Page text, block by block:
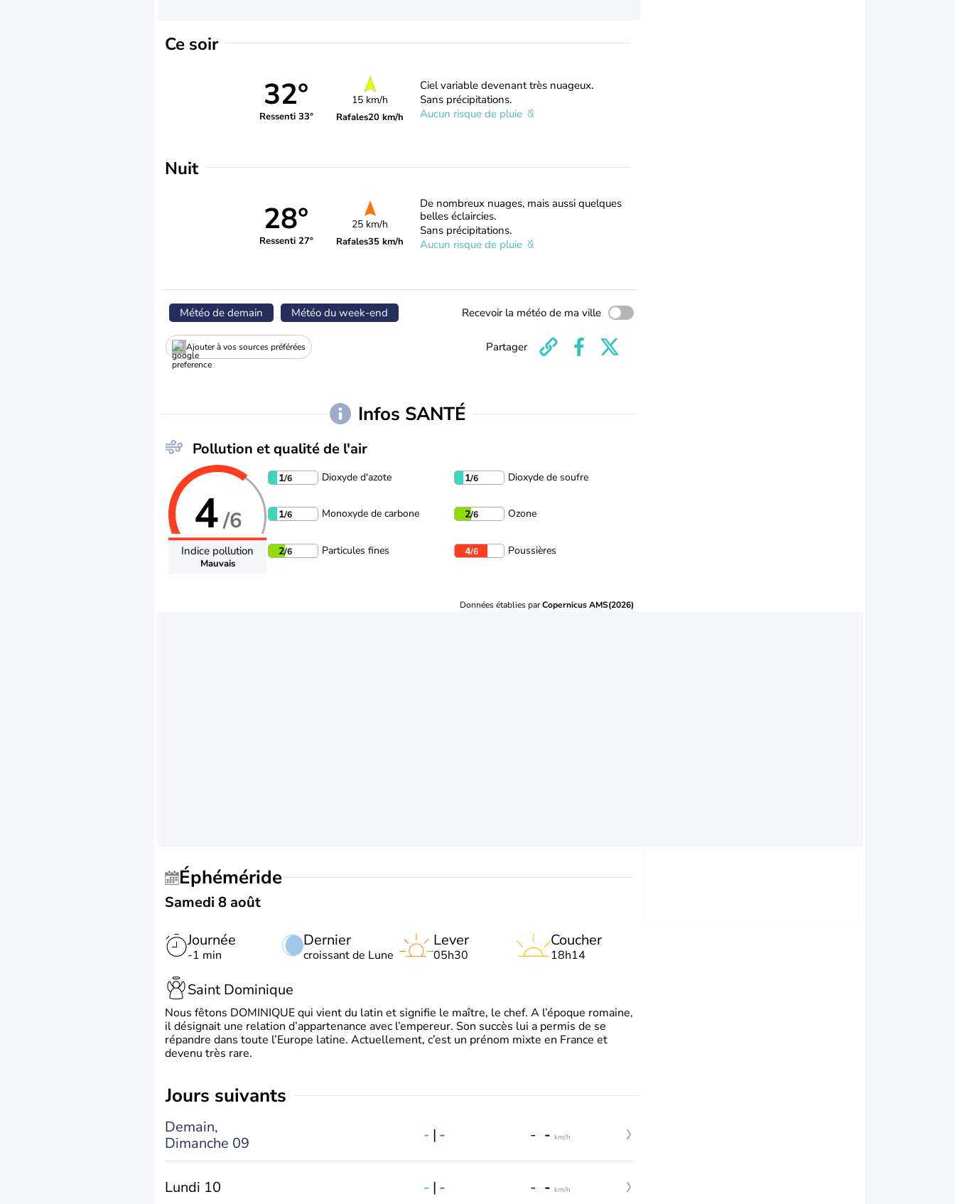
Ce soir
32°
Ressenti 33°
15 km/h
Rafales20 km/h
Ciel variable devenant très nuageux.
Sans précipitations.
Aucun risque de pluie
Nuit
28°
Ressenti 27°
25 km/h
Rafales35 km/h
De nombreux nuages, mais aussi quelques
belles éclaircies.
Sans précipitations.
Aucun risque de pluie
Météo de demain Météo du week-end Recevoir la météo de ma ville
Ajouter à vos sources préférées Partager
Infos SANTÉ
Pollution et qualité de l'air
4/6
Indice pollution
Mauvais
1/6 Dioxyde d'azote 1/6 Dioxyde de soufre
1/6 Monoxyde de carbone 2/6 Ozone
2/6 Particules fines 4/6 Poussières
Données établies parCopernicus AMS(2026)
Éphéméride
Samedi 8 août
Journée
-1 min
Dernier
croissant de Lune
Lever
05h30
Coucher
18h14
Saint Dominique
Nous fêtons DOMINIQUE qui vient du latin et signifie le maître, le chef. A l’époque romaine,
il désignait une relation d’appartenance avec l’empereur. Son succès lui a permis de se
répandre dans toute l’Europe latine. Actuellement, c’est un prénom mixte en France et
devenu très rare.
jours suivants
Demain,
Dimanche 09
- | - - - km/h
Lundi 10 - | - - - km/h